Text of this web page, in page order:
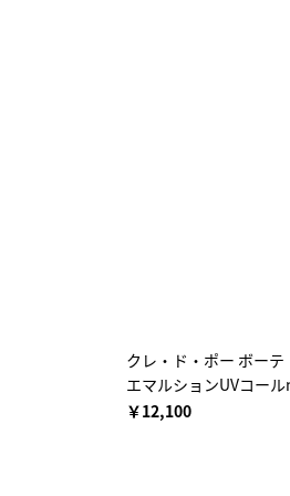
クレ・ド・ポー ボーテ
エマルションUVコー
￥12,100